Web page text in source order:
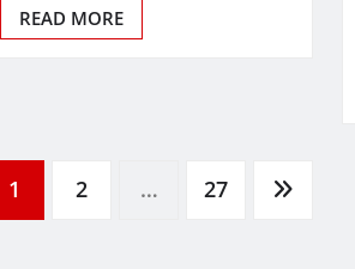
READ MORE
1 2 … 27